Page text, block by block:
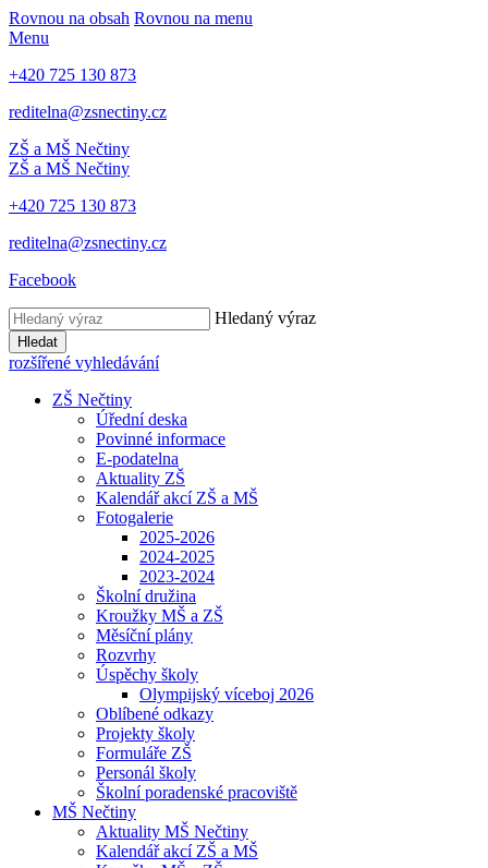
Rovnou na obsah Rovnou na menu
Menu
+420 725 130 873
reditelna@zsnectiny.cz
ZŠ a MŠ Nečtiny
ZŠ a MŠ Nečtiny
+420 725 130 873
reditelna@zsnectiny.cz
Facebook
Hledaný výraz
Hledat
rozšířené vyhledávání
ZŠ Nečtiny
Úřední deska
Povinné informace
E-podatelna
Aktuality ZŠ
Kalendář akcí ZŠ a MŠ
Fotogalerie
2025-2026
2024-2025
2023-2024
Školní družina
Kroužky MŠ a ZŠ
Měsíční plány
Rozvrhy
Úspěchy školy
Olympijský víceboj 2026
Oblíbené odkazy
Projekty školy
Formuláře ZŠ
Personál školy
Školní poradenské pracoviště
MŠ Nečtiny
Aktuality MŠ Nečtiny
Kalendář akcí ZŠ a MŠ